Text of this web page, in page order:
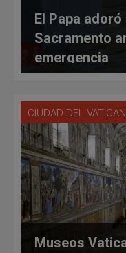
El Papa
Sacramento
emergencia
CIUDAD DEL
Museos